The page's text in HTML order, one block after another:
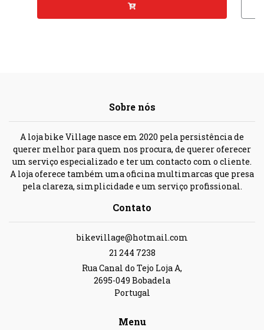
Sobre nós
A loja bike Village nasce em 2020 pela persistência de
querer melhor para quem nos procura, de querer oferecer
um serviço especializado e ter um contacto com o cliente.
A loja oferece também uma oficina multimarcas que presa
pela clareza, simplicidade e um serviço profissional.
Contato
bikevillage@hotmail.com
21 244 7238
Rua Canal do Tejo Loja A,
2695-049 Bobadela
Portugal
Menu